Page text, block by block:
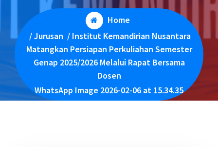
Home
/Jurusan / Institut Kemandirian Nusantara
Matangkan Persiapan Perkuliahan Semester
Genap 2025/2026 Melalui Rapat Bersama
Dosen
WhatsApp Image 2026-02-06 at 15.34.35